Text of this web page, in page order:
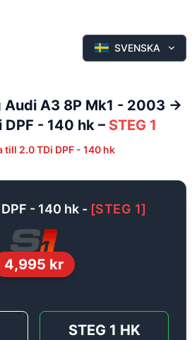
SVENSKA
Audi A3 8P Mk1 - 2003 ->
DPF - 140 hk – STEG 1
till 2.0 TDi DPF - 140 hk
- 140 hk - [STEG 1]
4,995 kr
STEG 1 HK